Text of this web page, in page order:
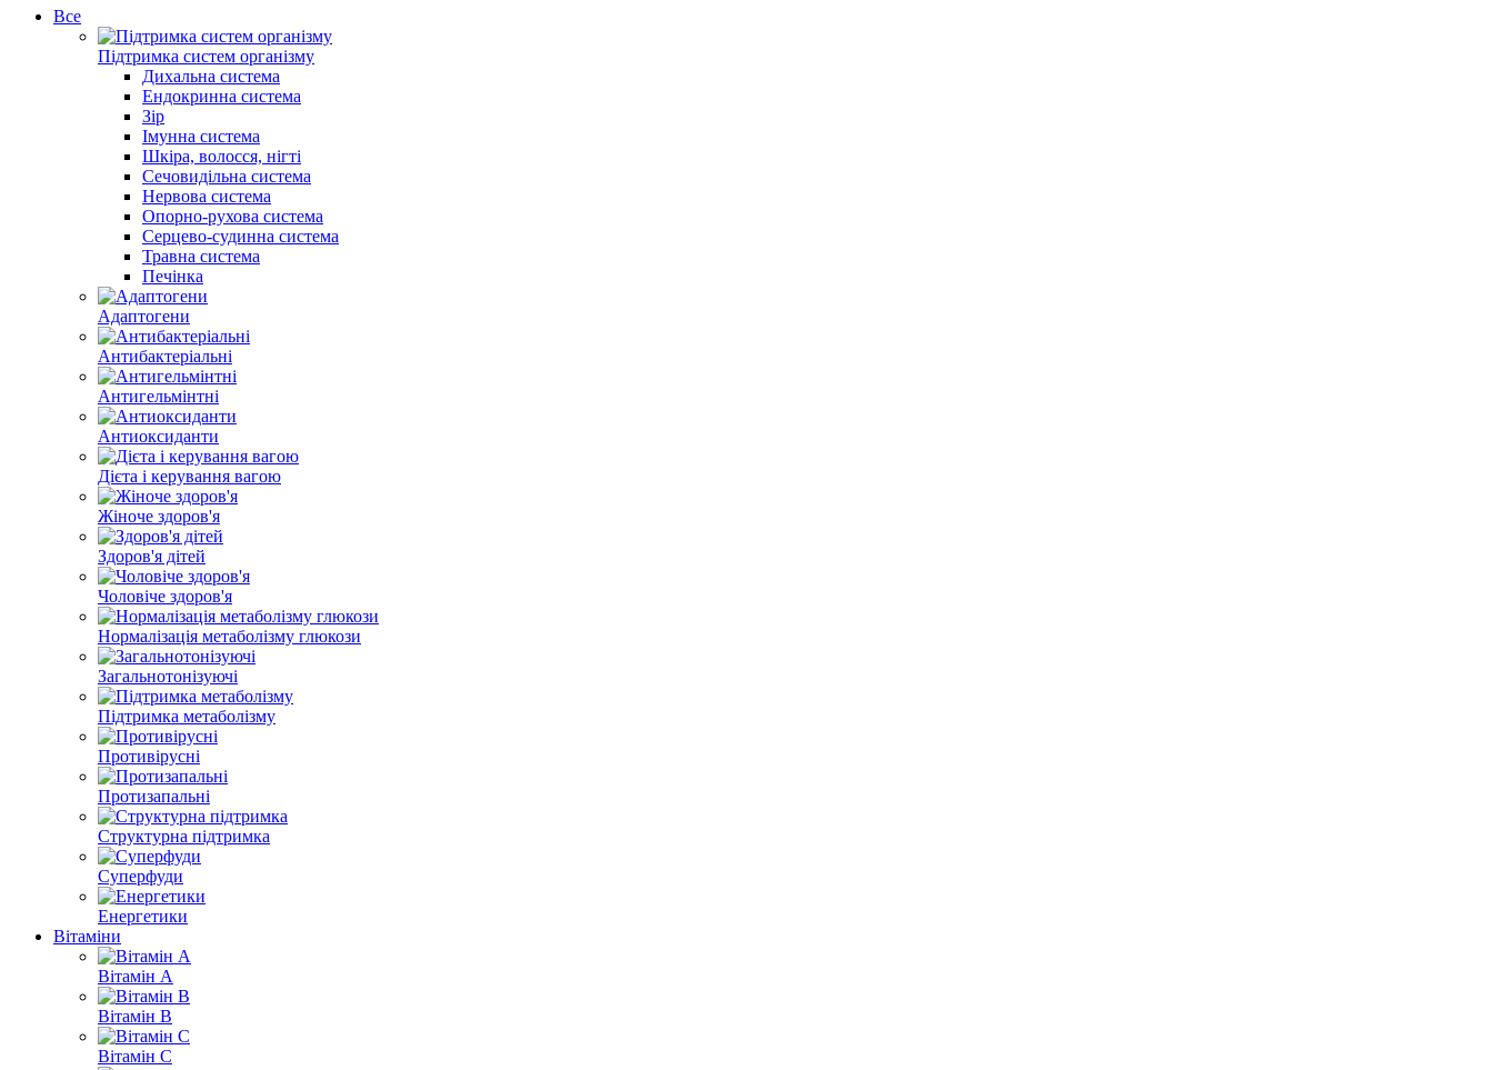
Все
Підтримка систем організму
Дихальна система
Ендокринна система
Зір
Імунна система
Шкіра, волосся, нігті
Сечовидільна система
Нервова система
Опорно-рухова система
Серцево-судинна система
Травна система
Печінка
Адаптогени
Антибактеріальні
Антигельмінтні
Антиоксиданти
Дієта і керування вагою
Жіноче здоров'я
Здоров'я дітей
Чоловіче здоров'я
Нормалізація метаболізму глюкози
Загальнотонізуючі
Підтримка метаболізму
Противірусні
Протизапальні
Структурна підтримка
Суперфуди
Енергетики
Вітаміни
Вітамін A
Вітамін B
Вітамін С